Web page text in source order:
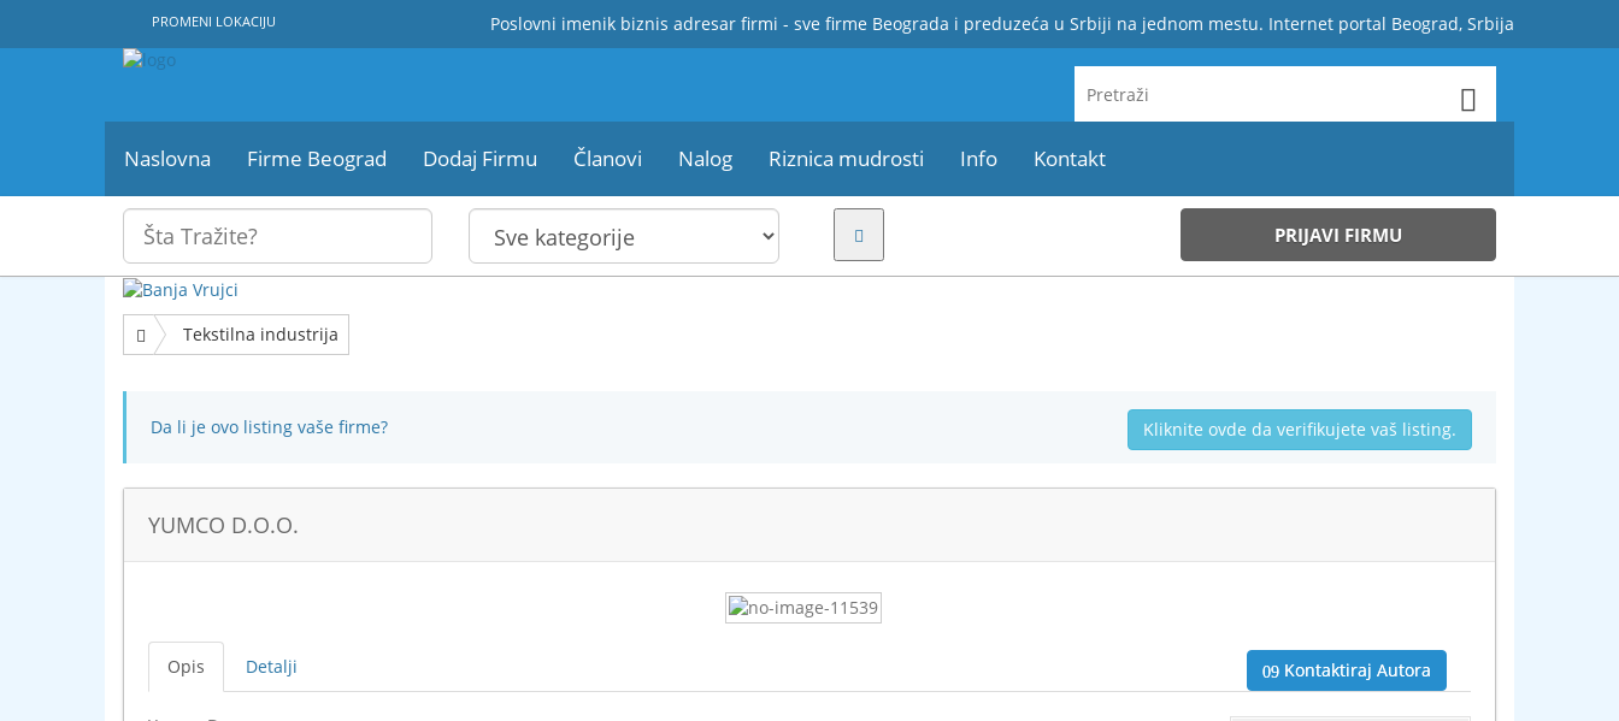
Poslovni imenik biznis adresar firmi - sve firme Beograda i preduzeća u Srbiji na jednom mestu. Internet portal Beograd, Srbija
PROMENI LOKACIJU
Naslovna Firme Beograd Dodaj Firmu Članovi Nalog Riznica mudrosti Info Kontakt
PRIJAVI FIRMU
Tekstilna industrija
Da li je ovo listing vaše firme? Kliknite ovde da verifikujete vaš listing.
YUMCO D.O.O.
Kontaktiraj Autora
Opis Detalji